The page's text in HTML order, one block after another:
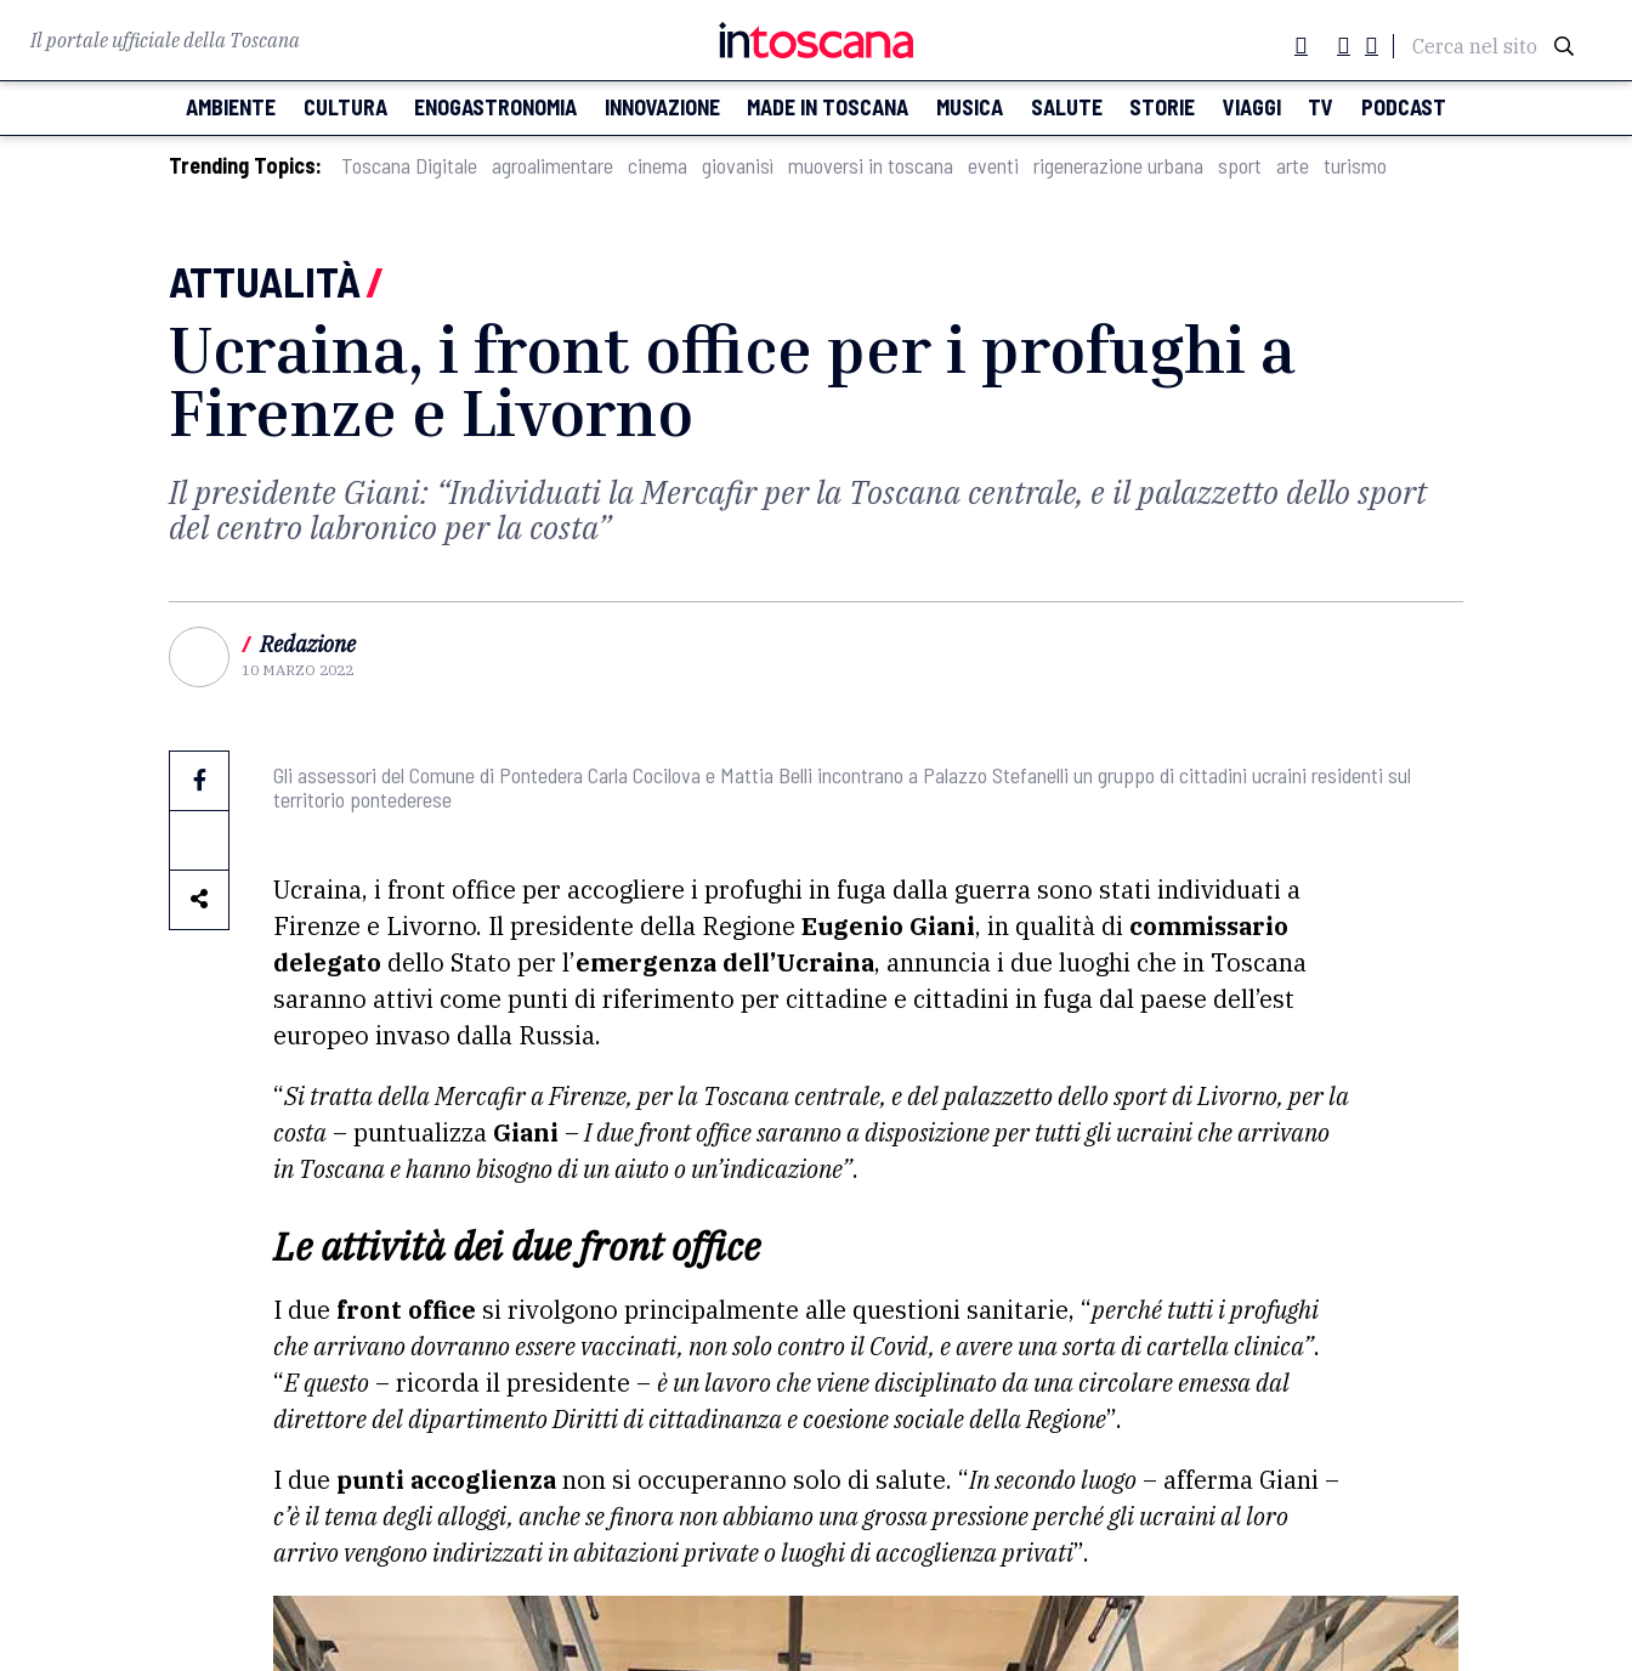
Il portale ufficiale della Toscana Cerca nel sito
AMBIENTE CULTURA ENOGASTRONOMIA INNOVAZIONE MADE IN TOSCANA MUSICA SALUTE STORIE VIAGGI TV PODCAST
Trending Topics: Toscana Digitale agroalimentare cinema giovanisì muoversi in toscana eventi rigenerazione urbana sport arte turismo
ATTUALITÀ/
Ucraina, i front office per i profughi a
Firenze e Livorno
Il presidente Giani: “Individuati la Mercafir per la Toscana centrale, e il palazzetto dello sport
del centro labronico per la costa”
/ Redazione
10 MARZO 2022
Gli assessori del Comune di Pontedera Carla Cocilova e Mattia Belli incontrano a Palazzo Stefanelli un gruppo di cittadini ucraini residenti sul
territorio pontederese
Ucraina, i front office per accogliere i profughi in fuga dalla guerra sono stati individuati a
Firenze e Livorno. Il presidente della Regione Eugenio Giani, in qualità di commissario
delegato dello Stato per l’emergenza dell’Ucraina, annuncia i due luoghi che in Toscana
saranno attivi come punti di riferimento per cittadine e cittadini in fuga dal paese dell’est
europeo invaso dalla Russia.
“Si tratta della Mercafir a Firenze, per la Toscana centrale, e del palazzetto dello sport di Livorno, per la
costa – puntualizza Giani –I due front office saranno a disposizione per tutti gli ucraini che arrivano
in Toscana e hanno bisogno di un aiuto o un’indicazione”.
Le attività dei due front office
I due front office si rivolgono principalmente alle questioni sanitarie, “perché tutti i profughi
che arrivano dovranno essere vaccinati, non solo contro il Covid, e avere una sorta di cartella clinica”.
“E questo – ricorda il presidente – è un lavoro che viene disciplinato da una circolare emessa dal
direttore del dipartimento Diritti di cittadinanza e coesione sociale della Regione”.
I due punti accoglienzanon si occuperanno solo di salute. “In secondo luogo – afferma Giani –
c’è il tema degli alloggi, anche se finora non abbiamo una grossa pressione perché gli ucraini al loro
arrivo vengono indirizzati in abitazioni private o luoghi di accoglienza privati”.